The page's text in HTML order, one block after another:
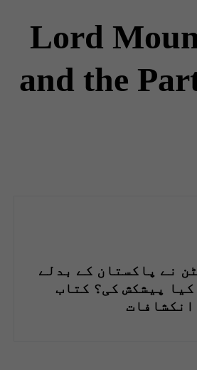
Lord
and the
نے پاکستان کے بدلے
پیشکش کی؟ کتاب
انکشافات